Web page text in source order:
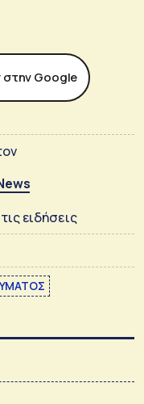
Google
ειδήσεις